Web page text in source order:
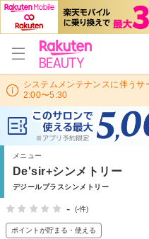
システムメンテナンスに伴う
2:00〜5:30
メニュー
De'sir+シンメトリー
デジールプラスシンメトリー
- (-件)
ポイントが貯まる・使える